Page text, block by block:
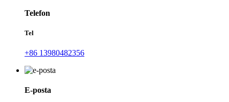
Telefon
Tel
+86 13980482356
E-posta